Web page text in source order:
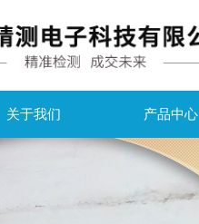
关于我们 产品中心